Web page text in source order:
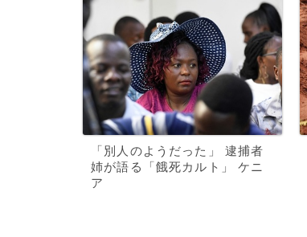
「別人のようだった」 逮捕者
姉が語る「餓死カルト」 ケニ
ア